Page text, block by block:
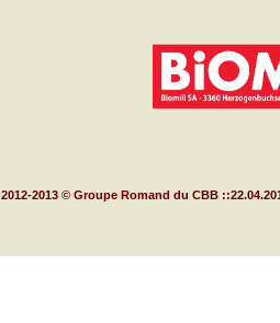
2012-2013 © Groupe Romand du CBB